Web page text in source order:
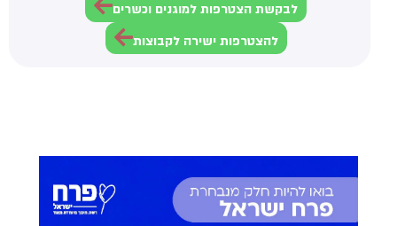
לבקשת הצטרפות למוגנים וכשרים
להצטרפות ישירה לקבוצות